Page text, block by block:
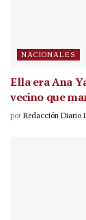
NACIONALES
Ella era Ana
vecino que
por Redacción Diario